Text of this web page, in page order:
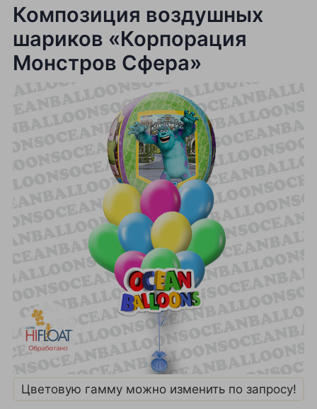
Композиция воздушных
шариков «Корпорация
Монстров Сфера»
Цветовую гамму можно изменить по запросу!